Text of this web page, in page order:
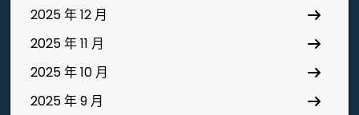
2025 年 12 月
2025 年 11 月
2025 年 10 月
2025 年 9 月